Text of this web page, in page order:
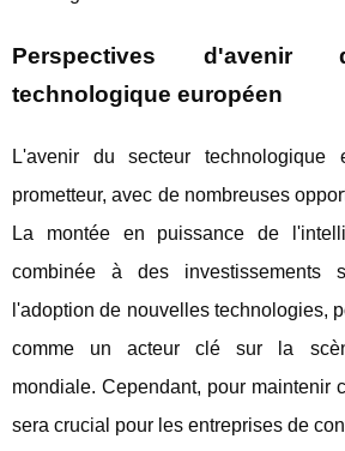
Perspectives d'avenir
technologique européen
L'avenir du secteur technologique
prometteur, avec de nombreuses
La montée en puissance de
combinée à des investissements
l'adoption de nouvelles technologies,
comme un acteur clé sur la
mondiale. Cependant, pour maintenir
sera crucial pour les entreprises de